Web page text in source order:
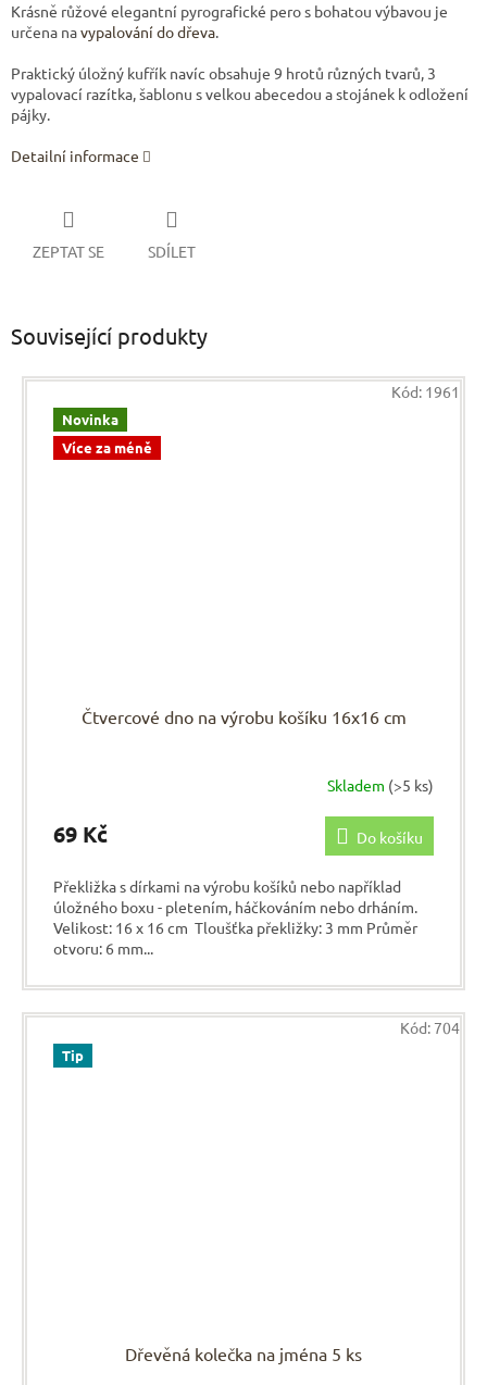
Krásně růžové elegantní pyrografické pero s bohatou výbavou je
určena navypalování do dřeva.
Praktický úložný kufřík navíc obsahuje 9 hrotů různých tvarů, 3
vypalovací razítka, šablonu s velkou abecedou a stojánek k odložení
pájky.
Detailní informace
ZEPTAT SE SDÍLET
Související produkty
Novinka
Více za méně
Čtvercové dno na výrobu košíku 16x16 cm
Skladem (>5 ks)
69 Kč Do košíku
Překližka s dírkami na výrobu košíků nebo například
úložného boxu - pletením, háčkováním nebo drháním.
Velikost: 16 x 16 cm Tloušťka překližky: 3 mm Průměr
otvoru: 6 mm...
Kód: 1961
Tip
Dřevěná kolečka na jména 5 ks
Kód: 704